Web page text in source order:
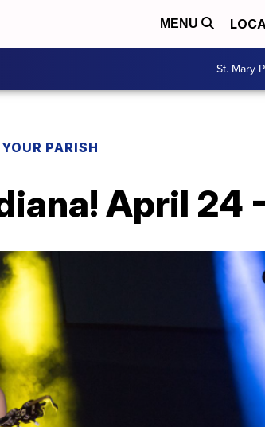
MENU
St. Mary
PARISH
April 24